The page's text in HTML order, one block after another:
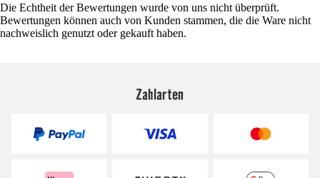
Die Echtheit der Bewertungen wurde von uns nicht überprüft.
Bewertungen können auch von Kunden stammen, die die Ware nicht
nachweislich genutzt oder gekauft haben.
Zahlarten